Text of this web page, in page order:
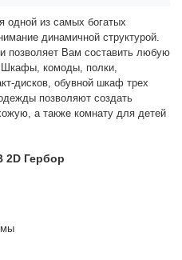
одной из самых богатых
динамичной структурой.
позволяет Вам составить любую
комоды, полки,
дисков, обувной шкаф трех
позволяют создать
а также комнату для детей
Гербор